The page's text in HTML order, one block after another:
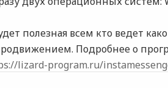
полезная всем кто ведет
Подробнее о
lizard-program.ru/